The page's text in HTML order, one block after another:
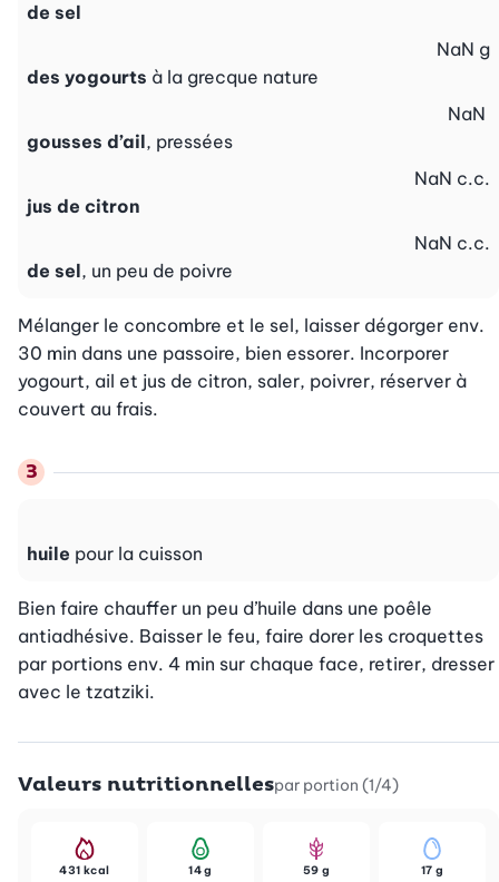
de sel
des yogourts à la grecque nature
NaN g
gousses d’ail, pressées
NaN
jus de citron
NaN c.c.
de sel, un peu de poivre
NaN c.c.
Mélanger le concombre et le sel, laisser dégorger env.
30 min dans une passoire, bien essorer. Incorporer
yogourt, ail et jus de citron, saler, poivrer, réserver à
couvert au frais.
huile pour la cuisson
Bien faire chauffer un peu d’huile dans une poêle
antiadhésive. Baisser le feu, faire dorer les croquettes
par portions env. 4 min sur chaque face, retirer, dresser
avec le tzatziki.
Valeurs nutritionnellespar portion (1/4)
431 kcal 14 g 59 g 17 g